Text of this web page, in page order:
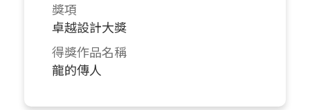
獎項
卓越設計大獎
得獎作品名稱
龍的傳人